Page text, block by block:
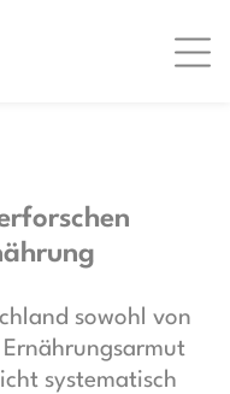
sowohl von
systematisch